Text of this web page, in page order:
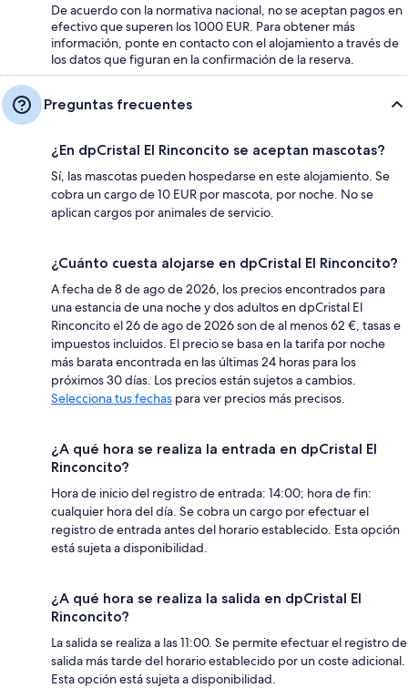
De acuerdo con la normativa nacional, no se aceptan pagos en
efectivo que superen los 1000 EUR. Para obtener más
información, ponte en contacto con el alojamiento a través de
los datos que figuran en la confirmación de la reserva.
Preguntas frecuentes
¿En dpCristal El Rinconcito se aceptan mascotas?
Sí, las mascotas pueden hospedarse en este alojamiento. Se
cobra un cargo de 10 EUR por mascota, por noche. No se
aplican cargos por animales de servicio.
¿Cuánto cuesta alojarse en dpCristal El Rinconcito?
A fecha de 8 de ago de 2026, los precios encontrados para
una estancia de una noche y dos adultos en dpCristal El
Rinconcito el 26 de ago de 2026 son de al menos 62 €, tasas e
impuestos incluidos. El precio se basa en la tarifa por noche
más barata encontrada en las últimas 24 horas para los
próximos 30 días. Los precios están sujetos a cambios.
Selecciona tus fechas para ver precios más precisos.
¿A qué hora se realiza la entrada en dpCristal El
Rinconcito?
Hora de inicio del registro de entrada: 14:00; hora de fin:
cualquier hora del día. Se cobra un cargo por efectuar el
registro de entrada antes del horario establecido. Esta opción
está sujeta a disponibilidad.
¿A qué hora se realiza la salida en dpCristal El
Rinconcito?
La salida se realiza a las 11:00. Se permite efectuar el registro de
salida más tarde del horario establecido por un coste adicional.
Esta opción está sujeta a disponibilidad.